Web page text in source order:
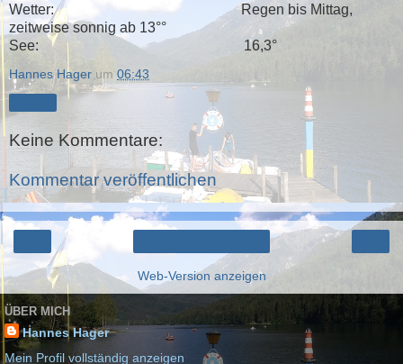
Wetter: Regen bis Mittag,
zeitweise sonnig ab 13°°
See: 16,3°
Hannes Hager um 06:43
Keine Kommentare:
Kommentar veröffentlichen
Web-Version anzeigen
ÜBER MICH
Hannes Hager
Mein Profil vollständig anzeigen